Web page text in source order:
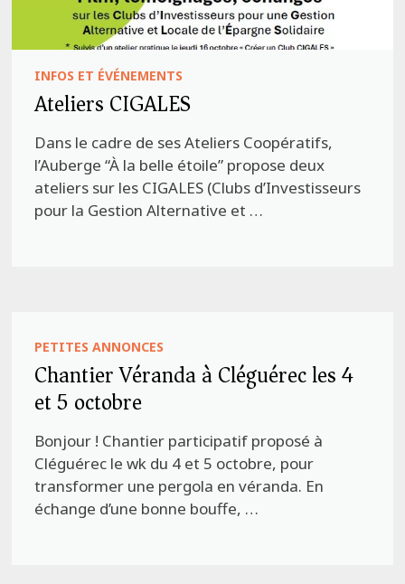
INFOS ET ÉVÉNEMENTS
Ateliers CIGALES
Dans le cadre de ses Ateliers Coopératifs,
l’Auberge “À la belle étoile” propose deux
ateliers sur les CIGALES (Clubs d’Investisseurs
pour la Gestion Alternative et …
PETITES ANNONCES
Chantier Véranda à Cléguérec les 4
et 5 octobre
Bonjour ! Chantier participatif proposé à
Cléguérec le wk du 4 et 5 octobre, pour
transformer une pergola en véranda. En
échange d’une bonne bouffe, …